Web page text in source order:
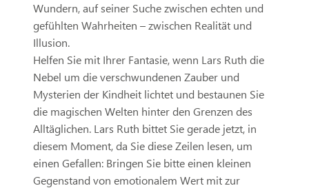
Wundern, auf seiner Suche zwischen echten und
gefühlten Wahrheiten – zwischen Realität und
Illusion.
Helfen Sie mit Ihrer Fantasie, wenn Lars Ruth die
Nebel um die verschwundenen Zauber und
Mysterien der Kindheit lichtet und bestaunen Sie
die magischen Welten hinter den Grenzen des
Alltäglichen. Lars Ruth bittet Sie gerade jetzt, in
diesem Moment, da Sie diese Zeilen lesen, um
einen Gefallen: Bringen Sie bitte einen kleinen
Gegenstand von emotionalem Wert mit zur